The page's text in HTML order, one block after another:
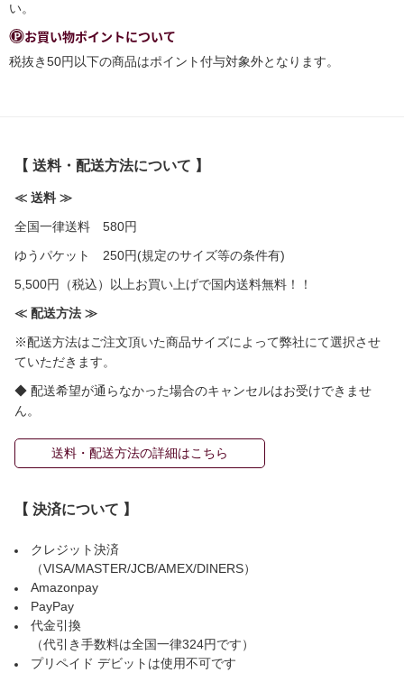
い。
お買い物ポイントについて
税抜き50円以下の商品はポイント付与対象外となります。
【 送料・配送方法について 】
≪ 送料 ≫
全国一律送料 580円
ゆうパケット 250円(規定のサイズ等の条件有)
5,500円（税込）以上お買い上げで国内送料無料！！
≪ 配送方法 ≫
※配送方法はご注文頂いた商品サイズによって弊社にて選択させ
ていただきます。
◆ 配送希望が通らなかった場合のキャンセルはお受けできませ
ん。
送料・配送方法の詳細はこちら
【 決済について 】
クレジット決済
（VISA/MASTER/JCB/AMEX/DINERS）
Amazonpay
PayPay
代金引換
（代引き手数料は全国一律324円です）
プリペイド デビットは使用不可です